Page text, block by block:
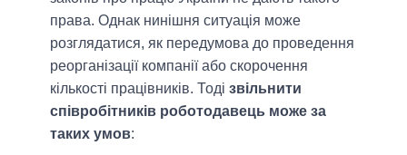
права. Однак нинішня ситуація може
розглядатися, як передумова до проведення
реорганізації компанії або скорочення
кількості працівників. Тоді звільнити
співробітників роботодавець може за
таких умов: